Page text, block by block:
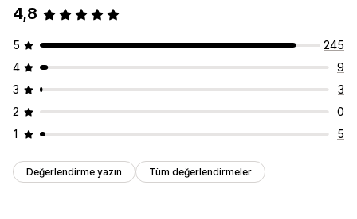
4,8
5
245
4
9
3
3
2
0
1
5
Değerlendirme yazın Tüm değerlendirmeler